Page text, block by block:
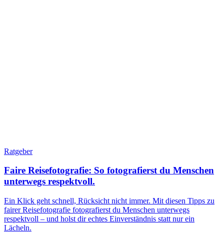
Ratgeber
Faire Reisefotografie: So fotografierst du Menschen
unterwegs respektvoll.
Ein Klick geht schnell, Rücksicht nicht immer. Mit diesen Tipps zu
fairer Reisefotografie fotografierst du Menschen unterwegs
respektvoll – und holst dir echtes Einverständnis statt nur ein
Lächeln.